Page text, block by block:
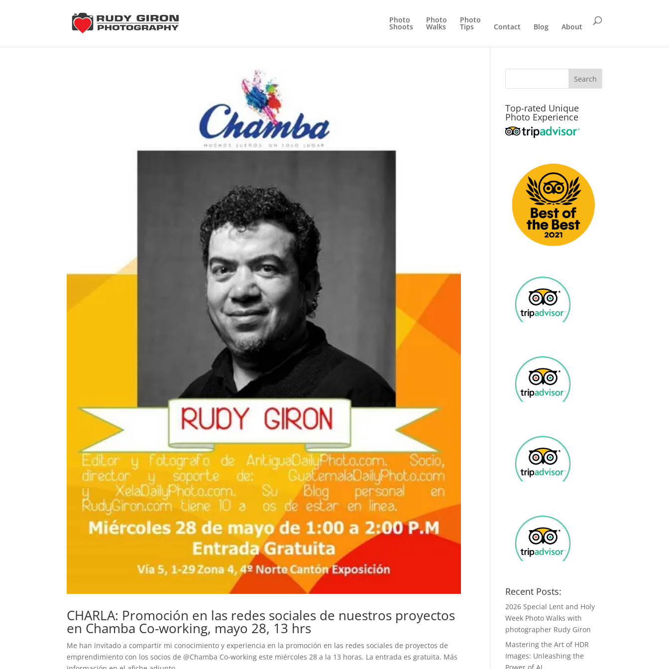
Photo
Shoots
Photo
Walks
Photo
Tips Contact Blog About
CHARLA: Promoción en las redes sociales de nuestros proyectos
en Chamba Co-working, mayo 28, 13 hrs
Me han invitado a compartir mi conocimiento y experiencia en la promoción en las redes sociales de proyectos de
emprendimiento con los socios de @Chamba Co-working este miércoles 28 a la 13 horas. La entrada es gratuita. Más
Top-rated Unique
Photo Experience
Recent Posts:
2026 Special Lent and Holy
Week Photo Walks with
photographer Rudy Giron
Mastering the Art of HDR
Images: Unleashing the